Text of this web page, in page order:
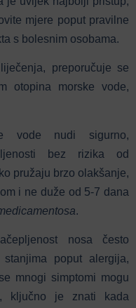
mjere poput pravilne
s bolesnim osobama.
preporučuje se
otopina morske vode,
vode nudi sigurno,
bez rizika od
pružaju brzo olakšanje,
i ne duže od 5-7 dana
.
nosa često
poput alergija,
mnogi simptomi mogu
ključno je znati kada